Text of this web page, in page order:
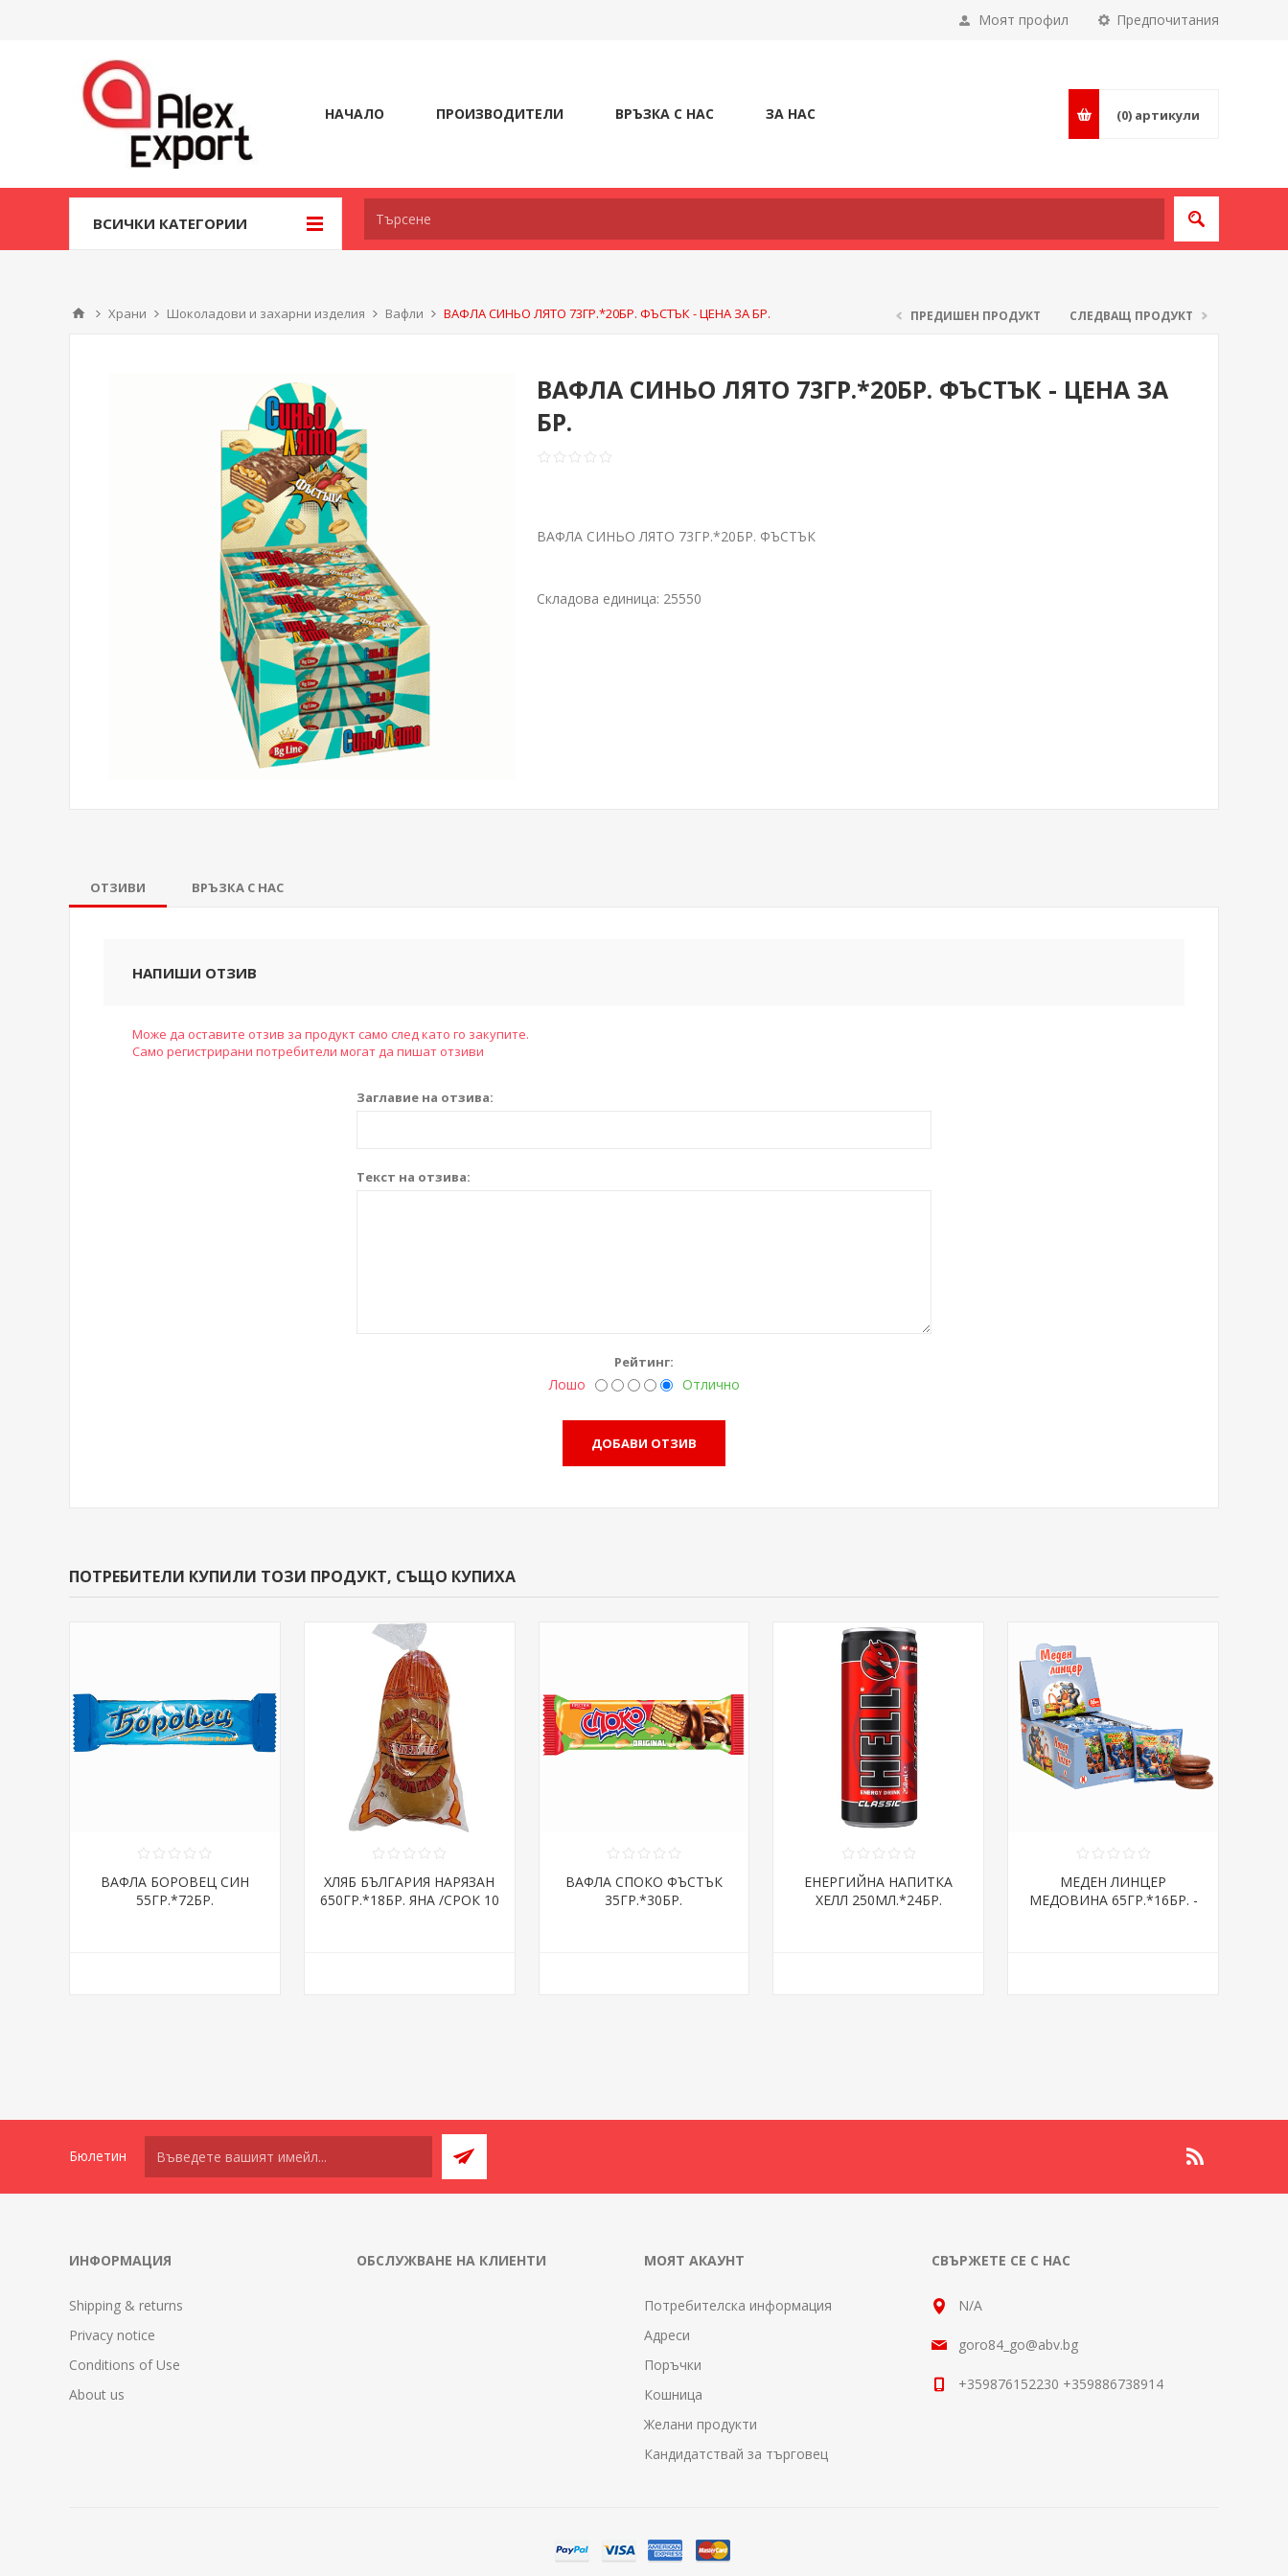
Предпочитания
Моят профил
НАЧАЛО ПРОИЗВОДИТЕЛИ ВРЪЗКА С НАС ЗА НАС (0) артикули
ВСИЧКИ КАТЕГОРИИ
Храни Шоколадови и захарни изделия Вафли ВАФЛА СИНЬО ЛЯТО 73ГР.*20БР. ФЪСТЪК - ЦЕНА ЗА БР. ПРЕДИШЕН ПРОДУКТ СЛЕДВАЩ ПРОДУКТ
ВАФЛА СИНЬО ЛЯТО 73ГР.*20БР. ФЪСТЪК - ЦЕНА ЗА
БР.
ВАФЛА СИНЬО ЛЯТО 73ГР.*20БР. ФЪСТЪК
Складова единица: 25550
ОТЗИВИ ВРЪЗКА С НАС
НАПИШИ ОТЗИВ
Може да оставите отзив за продукт само след като го закупите.
Само регистрирани потребители могат да пишат отзиви
Заглавие на отзива:
Текст на отзива:
Рейтинг:
Лошо Отлично
ПОТРЕБИТЕЛИ КУПИЛИ ТОЗИ ПРОДУКТ, СЪЩО КУПИХА
ВАФЛА БОРОВЕЦ СИН
55ГР.*72БР.
ХЛЯБ БЪЛГАРИЯ НАРЯЗАН
650ГР.*18БР. ЯНА /СРОК 10
ВАФЛА СПОКО ФЪСТЪК
35ГР.*30БР.
ЕНЕРГИЙНА НАПИТКА
ХЕЛЛ 250МЛ.*24БР.
МЕДЕН ЛИНЦЕР
МЕДОВИНА 65ГР.*16БР. -
Бюлетин
ИНФОРМАЦИЯ
Shipping & returns
Privacy notice
Conditions of Use
About us
ОБСЛУЖВАНЕ НА КЛИЕНТИ МОЯТ АКАУНТ
Потребителска информация
Адреси
Поръчки
Кошница
Желани продукти
Кандидатствай за търговец
СВЪРЖЕТЕ СЕ С НАС
N/A
goro84_go@abv.bg
+359876152230 +359886738914